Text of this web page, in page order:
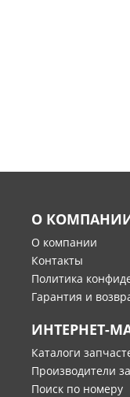
О
О компании
Контакты
Политика
Гарантия и
ИНТЕРНЕТ-
Каталоги
Производители
Поиск по номеру